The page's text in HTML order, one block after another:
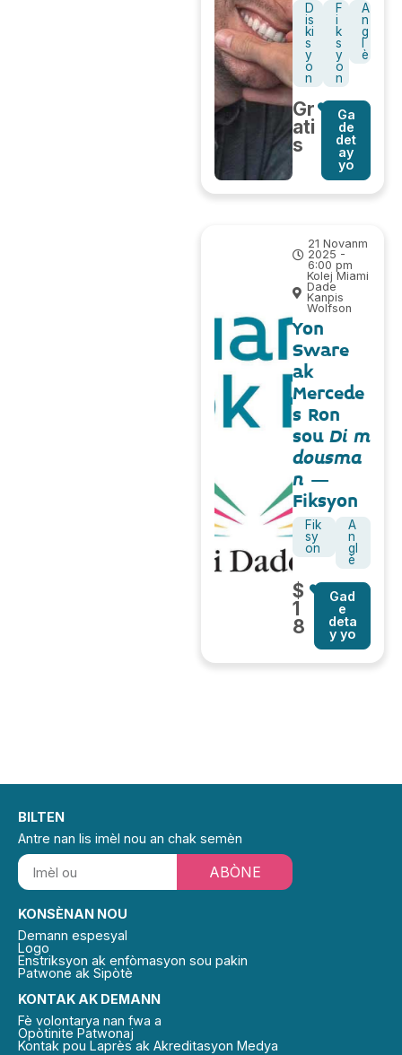
D
is
ki
s
y
o
n
F
i
k
s
y
o
n
A
n
g
l
è
Gr
ati
s
Ga
de
det
ay
yo
21 Novanm
2025 -
6:00 pm
Kolej Miami
Dade
Kanpis
Wolfson
Yon
Sware
ak
Mercede
s Ron
sou Di m
dousma
n –
Fiksyon
Fik
sy
on
A
n
gl
è
$
1
8
Gad
e
deta
y yo
KONTAK AK DEMANN
Fè volontarya nan fwa a
Opòtinite Patwonaj
Kontak pou Laprès ak Akreditasyon Medya
KONSÈNAN NOU
Demann espesyal
Logo
Enstriksyon ak enfòmasyon sou pakin
Patwone ak Sipòtè
BILTEN
Antre nan lis imèl nou an chak semèn
ABÒNE